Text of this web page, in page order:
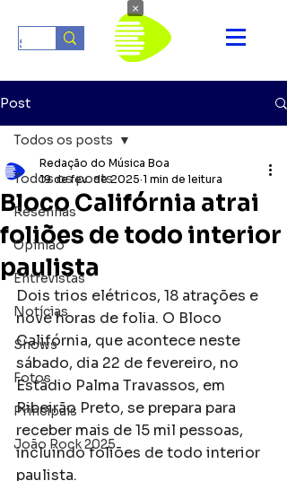
Post
Todos os posts
Resenhas
Opinião
Entrevistas
Notícias
Shows
Fotos
Principais
João Rock 2025
Todos os posts
Bloco Califórnia atrai
foliões de todo interior
paulista
Redação do Música Boa
19 de fev. de 2025 1 min de leitura
Dois trios elétricos, 18 atrações e
nove horas de folia. O Bloco
Califórnia, que acontece neste
sábado, dia 22 de fevereiro, no
Estádio Palma Travassos, em
Ribeirão Preto, se prepara para
receber mais de 15 mil pessoas,
incluindo foliões de todo interior
paulista.
×